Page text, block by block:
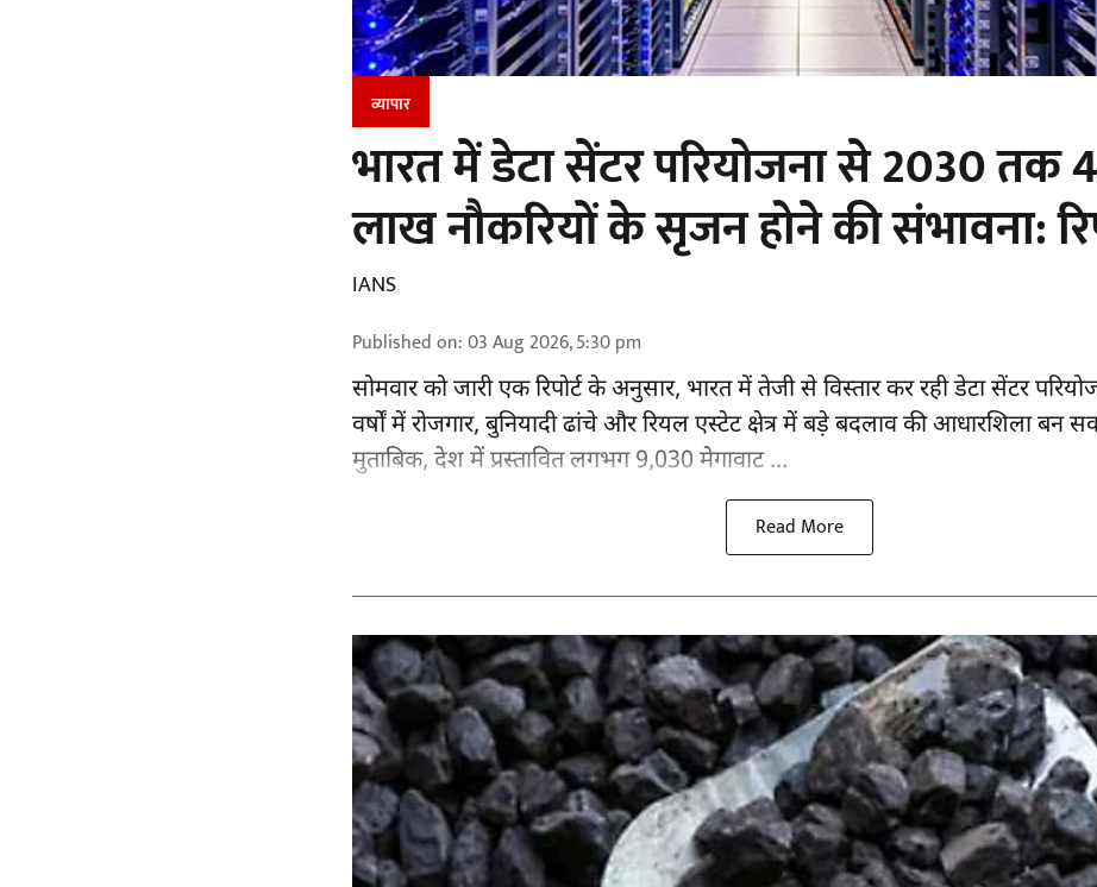
व्यापार
भारत में डेटा सेंटर परियोजना से 2030 तक
लाख नौकरियों के सृजन होने की संभावना:
IANS
Published on:03 Aug 2026, 5:30 pm
सोमवार को जारी एक रिपोर्ट के अनुसार, भारत में तेजी से विस्तार कर रही डेटा सेंटर
वर्षों में रोजगार, बुनियादी ढांचे और रियल एस्टेट क्षेत्र में बड़े बदलाव की आधारशिला बन
मुताबिक, देश में प्रस्तावित लगभग 9,030 मेगावाट ...
Read More